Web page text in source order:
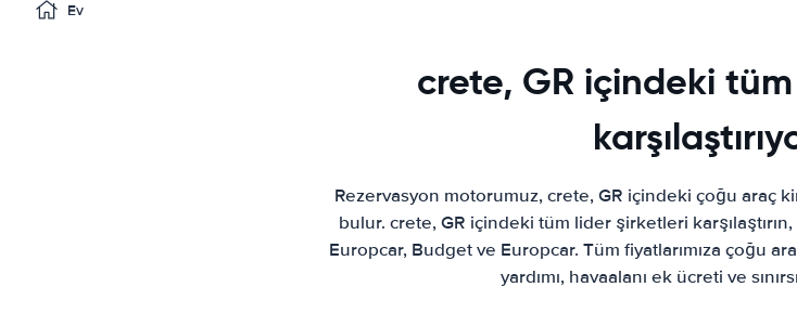
Ev
crete, GR içindeki tüm
Rezervasyon motorumuz, crete, GR içindeki çoğu araç
bulur. crete, GR içindeki tüm lider şirketleri
Europcar, Budget ve Europcar. Tüm fiyatlarımıza çoğu
yardımı, havaalanı ek ücreti ve